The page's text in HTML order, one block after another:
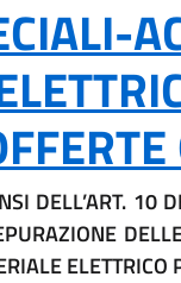
DELL’ART. 10